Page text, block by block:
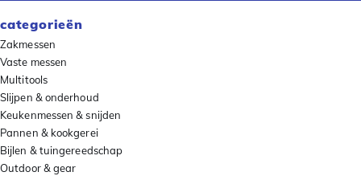
categorieën
Zakmessen
Vaste messen
Multitools
Slijpen & onderhoud
Keukenmessen & snijden
Pannen & kookgerei
Bijlen & tuingereedschap
Outdoor & gear